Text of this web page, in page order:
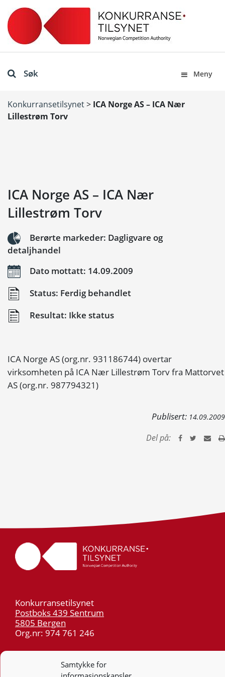
Samtykke for
Søk Meny
Konkurransetilsynet> ICA Norge AS – ICA Nær
Lillestrøm Torv
ICA Norge AS – ICA Nær
Lillestrøm Torv
Berørte markeder: Dagligvare og
detaljhandel
Dato mottatt: 14.09.2009
Status: Ferdig behandlet
Resultat: Ikke status
ICA Norge AS (org.nr. 931186744) overtar
virksomheten på ICA Nær Lillestrøm Torv fra Mattorvet
AS (org.nr. 987794321)
Publisert: 14.09.2009
Del på:
Konkurransetilsynet
Postboks 439 Sentrum
5805 Bergen
Org.nr: 974 761 246
55 59 75 00
post@kt.no